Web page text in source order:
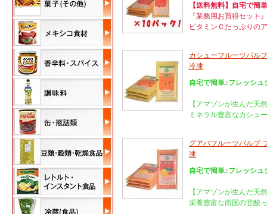
【送料無料】自宅で簡
『業務用お買得セット
ビタミンＣたっぷりの
カシューフルーツパル
冷凍
自宅で簡単♪フレッシュ
【アマゾンが生んだ天
ミネラル豊富なカシュ
グアバフルーツパルプ
凍
自宅で簡単♪フレッシュ
【アマゾンが生んだ天
栄養豊富な南国の甘酸